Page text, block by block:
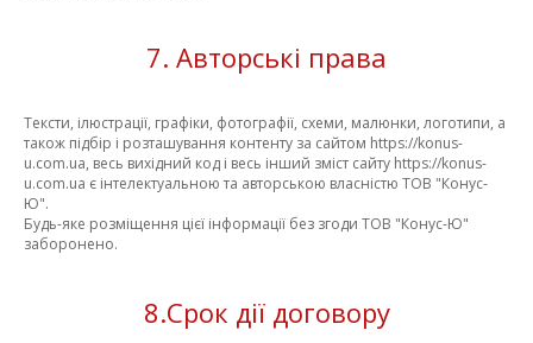
7. Авторські права
Тексти, ілюстрації, графіки, фотографії, схеми, малюнки, логотипи, а
також підбір і розташування контенту за сайтом https://konus-
u.com.ua, весь вихідний код і весь інший зміст сайту https://konus-
u.com.ua є інтелектуальною та авторською власністю ТОВ "Конус-
Ю".
Будь-яке розміщення цієї інформації без згоди ТОВ "Конус-Ю"
заборонено.
8.Срок дії договору